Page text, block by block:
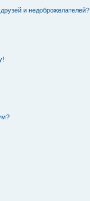
и недоброжелателей?